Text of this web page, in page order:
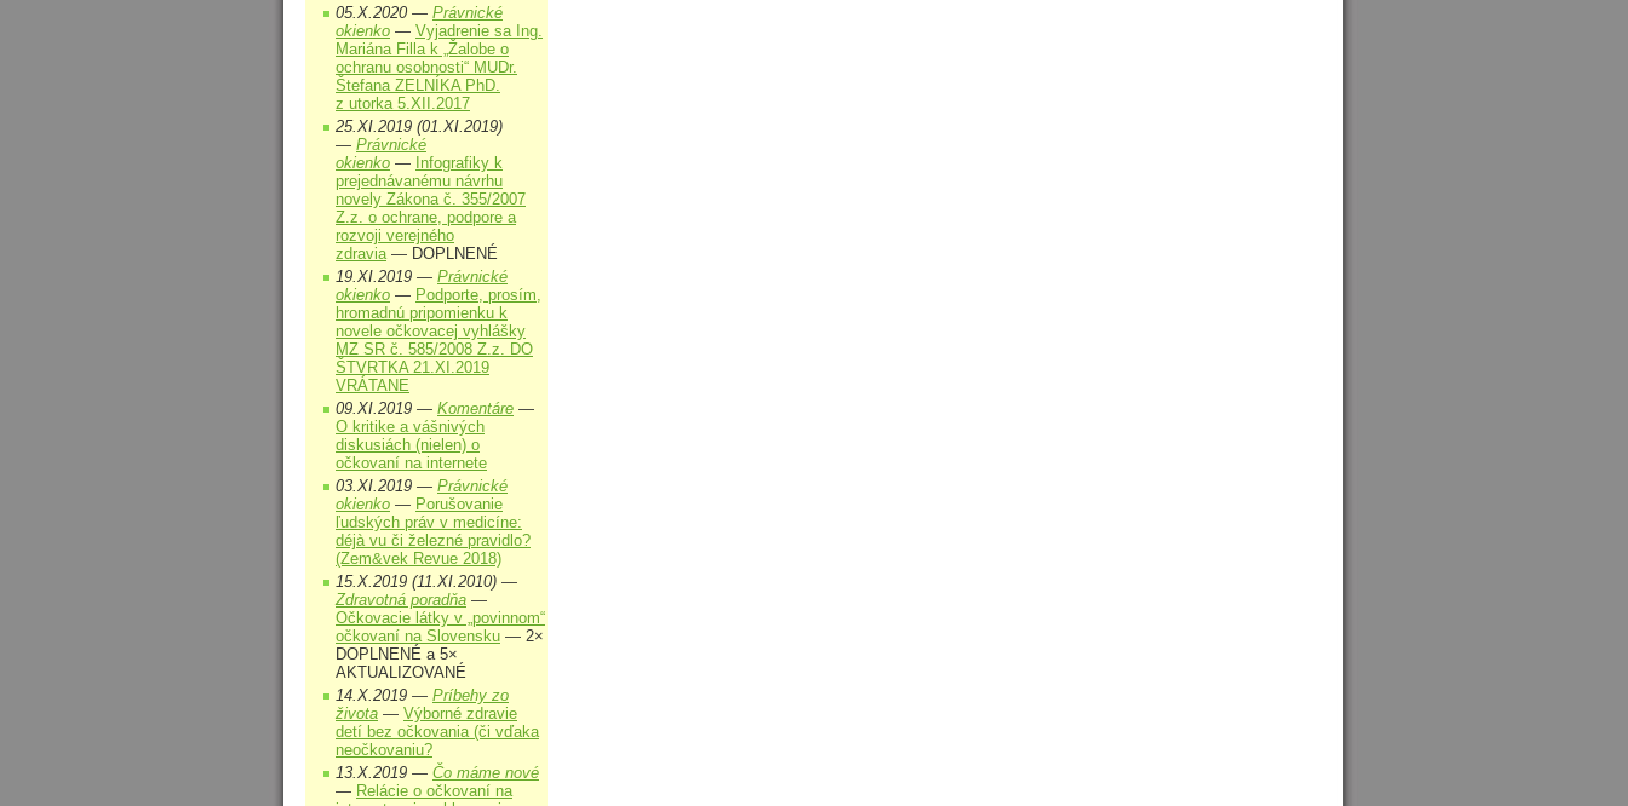
05.X.2020 — Právnické
okienko — Vyjadrenie sa Ing.
Mariána Filla k „Žalobe o
ochranu osobnosti“ MUDr.
Štefana ZELNÍKA PhD.
z utorka 5.XII.2017
25.XI.2019 (01.XI.2019)
— Právnické
okienko — Infografiky k
prejednávanému návrhu
novely Zákona č. 355/2007
Z.z. o ochrane, podpore a
rozvoji verejného
zdravia— DOPLNENÉ
19.XI.2019 — Právnické
okienko — Podporte, prosím,
hromadnú pripomienku k
novele očkovacej vyhlášky
MZ SR č. 585/2008 Z.z. DO
ŠTVRTKA 21.XI.2019
VRÁTANE
09.XI.2019 — Komentáre —
O kritike a vášnivých
diskusiách (nielen) o
očkovaní na internete
03.XI.2019 — Právnické
okienko — Porušovanie
ľudských práv v medicíne:
déjà vu či železné pravidlo?
(Zem&vek Revue 2018)
15.X.2019 (11.XI.2010) —
Zdravotná poradňa —
Očkovacie látky v „povinnom“
očkovaní na Slovensku — 2×
DOPLNENÉ a 5×
AKTUALIZOVANÉ
14.X.2019 — Príbehy zo
života — Výborné zdravie
detí bez očkovania (či vďaka
neočkovaniu?
13.X.2019 — Čo máme nové
— Relácie o očkovaní na